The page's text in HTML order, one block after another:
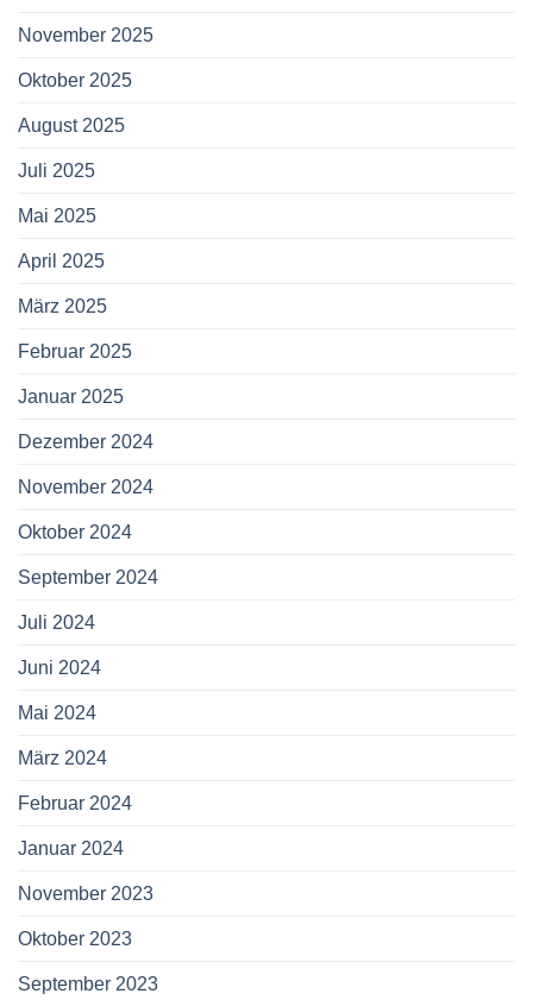
November 2025
Oktober 2025
August 2025
Juli 2025
Mai 2025
April 2025
März 2025
Februar 2025
Januar 2025
Dezember 2024
November 2024
Oktober 2024
September 2024
Juli 2024
Juni 2024
Mai 2024
März 2024
Februar 2024
Januar 2024
November 2023
Oktober 2023
September 2023